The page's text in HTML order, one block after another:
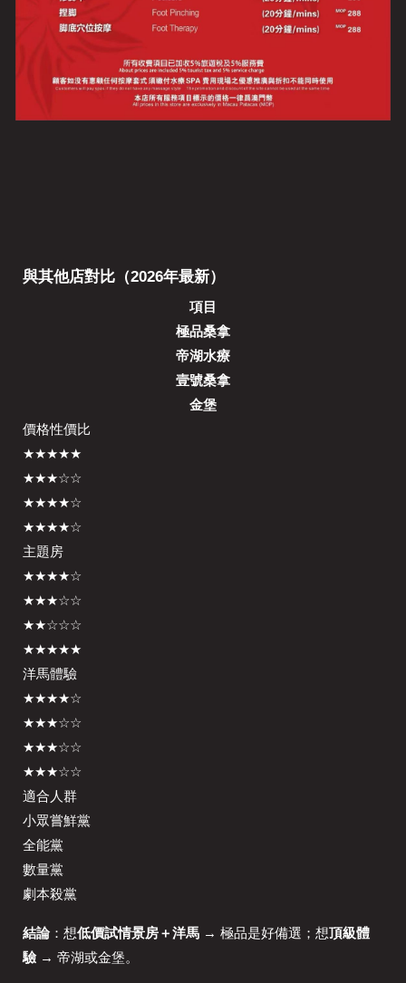
與其他店對比（2026年最新）
項目
極品桑拿
帝湖水療
壹號桑拿
金堡
價格性價比
★★★★★
★★★☆☆
★★★★☆
★★★★☆
主題房
★★★★☆
★★★☆☆
★★☆☆☆
★★★★★
洋馬體驗
★★★★☆
★★★☆☆
★★★☆☆
★★★☆☆
適合人群
小眾嘗鮮黨
全能黨
數量黨
劇本殺黨
結論：想低價試情景房＋洋馬 → 極品是好備選；想頂級體
驗→ 帝湖或金堡。